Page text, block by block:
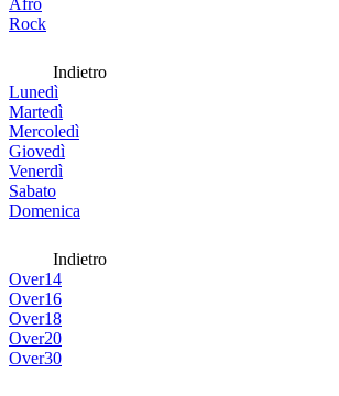
Afro
Rock
Indietro
Lunedì
Martedì
Mercoledì
Giovedì
Venerdì
Sabato
Domenica
Indietro
Over14
Over16
Over18
Over20
Over30